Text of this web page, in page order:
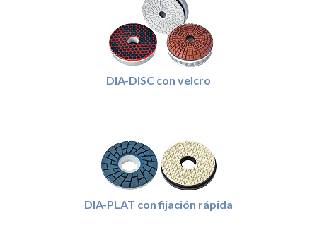
DIA-DISC con velcro
DIA-PLAT con fijación rápida